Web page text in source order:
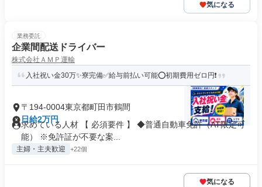
気になる
業務委託
企業間配送ドライバー
株式会社ＡＭＰ運輸
入社祝い金30万✨寮完備✅給与前払い可能⭕初期費用ゼロ円❗
〒194-0004東京都町田市鶴間
日給2万円
求めている人材 【 必須要件 】 ◆普通自動車免許（AT限定可
能） ※免許証が不要な案...
主婦・主夫歓迎 +22個
気になる